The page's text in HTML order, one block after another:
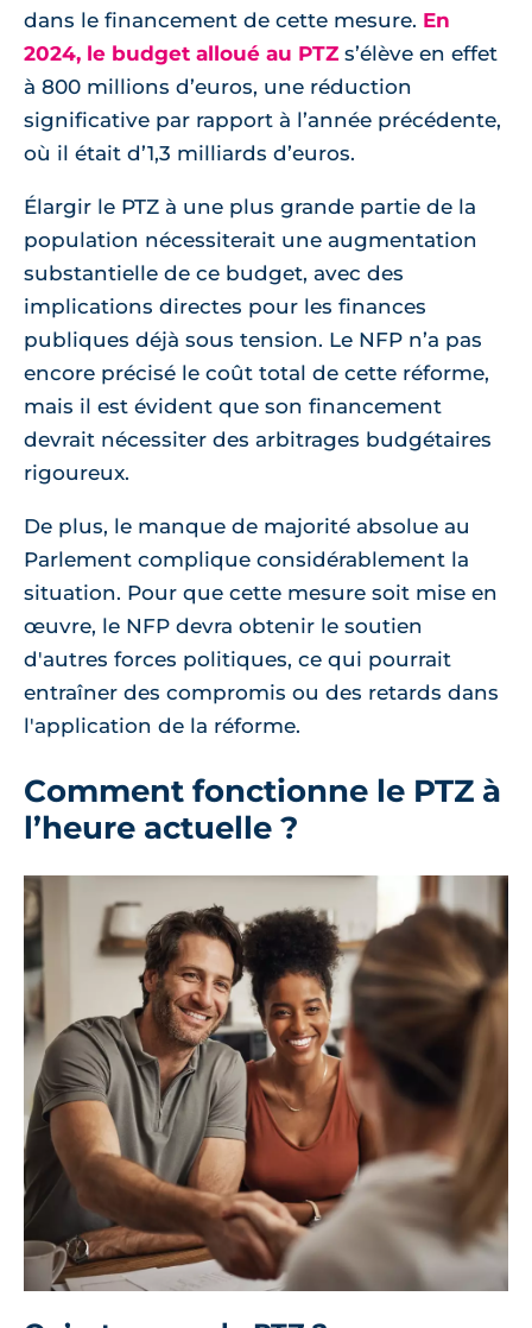
dans le financement de cette mesure. En
2024, le budget alloué au PTZ s’élève en effet
à 800 millions d’euros, une réduction
significative par rapport à l’année précédente,
où il était d’1,3 milliards d’euros.
Élargir le PTZ à une plus grande partie de la
population nécessiterait une augmentation
substantielle de ce budget, avec des
implications directes pour les finances
publiques déjà sous tension. Le NFP n’a pas
encore précisé le coût total de cette réforme,
mais il est évident que son financement
devrait nécessiter des arbitrages budgétaires
rigoureux.
De plus, le manque de majorité absolue au
Parlement complique considérablement la
situation. Pour que cette mesure soit mise en
œuvre, le NFP devra obtenir le soutien
d'autres forces politiques, ce qui pourrait
entraîner des compromis ou des retards dans
l'application de la réforme.
Comment fonctionne le PTZ à
l’heure actuelle ?